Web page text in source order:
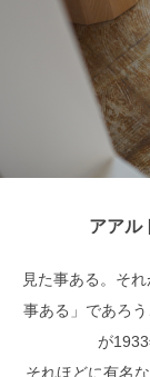
アアル
見た事ある。そ
事ある」であろ
が
それほどに有名